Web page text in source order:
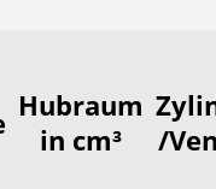
Hubraum
in cm³
/